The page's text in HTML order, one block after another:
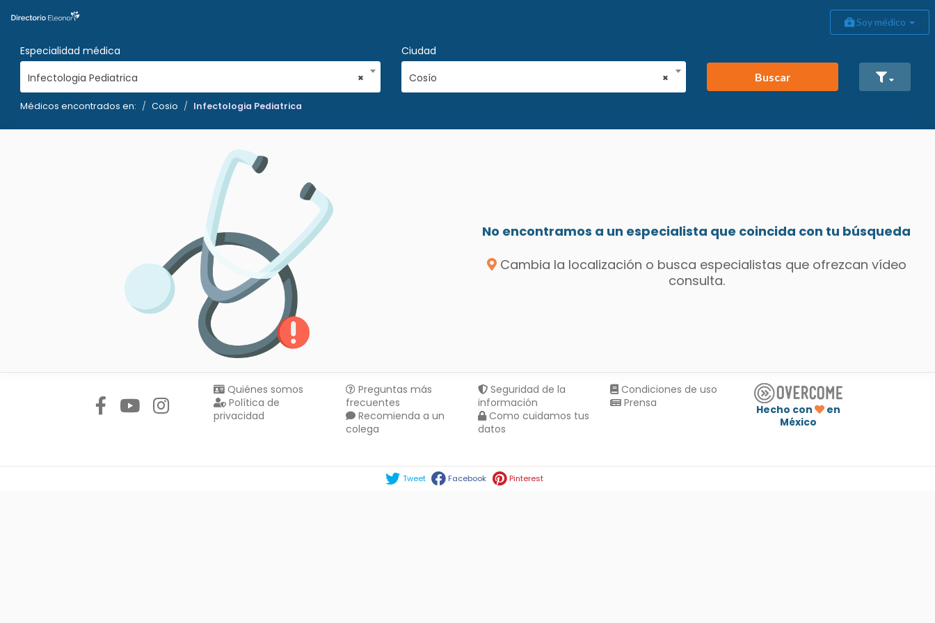
Soy médico
Especialidad médica
×
Infectologia Pediatrica
Ciudad
×
Cosío Buscar
Médicos encontrados en: Cosio Infectologia Pediatrica
No encontramos a un especialista que coincida con tu búsqueda
Cambia la localización o busca especialistas que ofrezcan vídeo
consulta.
Quiénes somos
Política de
privacidad
Preguntas más
frecuentes
Recomienda a un
colega
Seguridad de la
información
Como cuidamos tus
datos
Condiciones de uso
Prensa
Hecho con
en
México
Tweet Facebook Pinterest